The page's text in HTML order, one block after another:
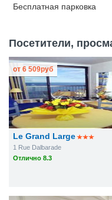
Бесплатная парковка
Посетители,
Le Grand Large
1 Rue Dalbarade
Отлично 8.3
от 6 509руб